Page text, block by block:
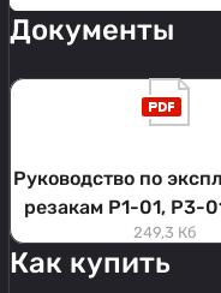
Документы
Руководство по
резакам Р1-01, Р3-
Р3-01К
249,3 Кб
Как купить